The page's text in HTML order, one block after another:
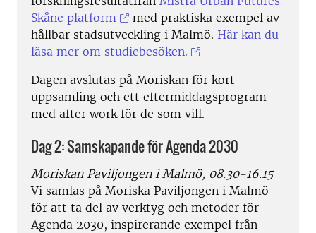
Skåne platform
med praktiska exempel av
hållbar stadsutveckling i Malmö. Här kan du
läsa mer om studiebesöken.
Dagen avslutas på Moriskan för kort
uppsamling och ett eftermiddagsprogram
med after work för de som vill.
Dag 2: Samskapande för Agenda 2030
Moriskan Paviljongen i Malmö, 08.30-16.15
Vi samlas på Moriska Paviljongen i Malmö
för att ta del av verktyg och metoder för
Agenda 2030, inspirerande exempel från